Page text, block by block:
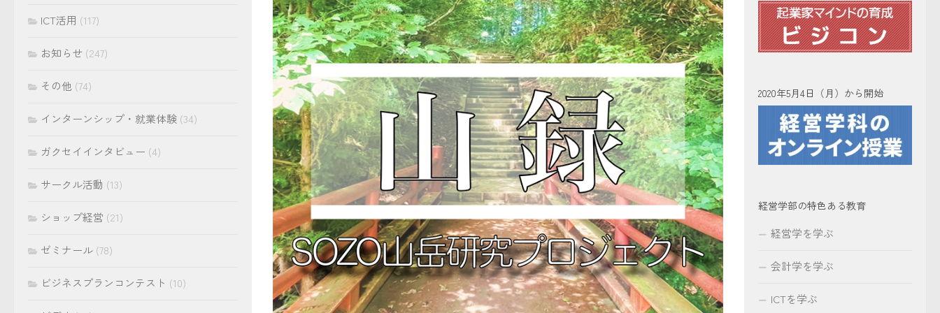
ICT活用 (117)
お知らせ (247)
その他 (74)
インターンシップ・就業体験 (34)
ガクセイインタビュー (4)
サークル活動 (13)
ショップ経営 (21)
ゼミナール (78)
ビジネスプランコンテスト (10)
2020年5月4日（月）から開始
経営学部の特色ある教育
経営学を学ぶ
会計学を学ぶ
ICTを学ぶ